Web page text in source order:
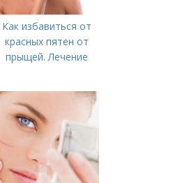
Как избавиться от
красных пятен от
прыщей. Лечение